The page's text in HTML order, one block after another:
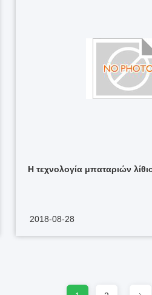
Η τεχνολογία μπαταριών
2018-08-28